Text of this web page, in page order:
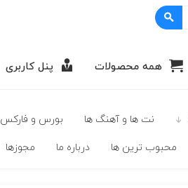
همه محصولات پنل کاربری
نت ها و آهنگ ها بورس و فارکس
محبوب ترين ها درباره ما مجوزها